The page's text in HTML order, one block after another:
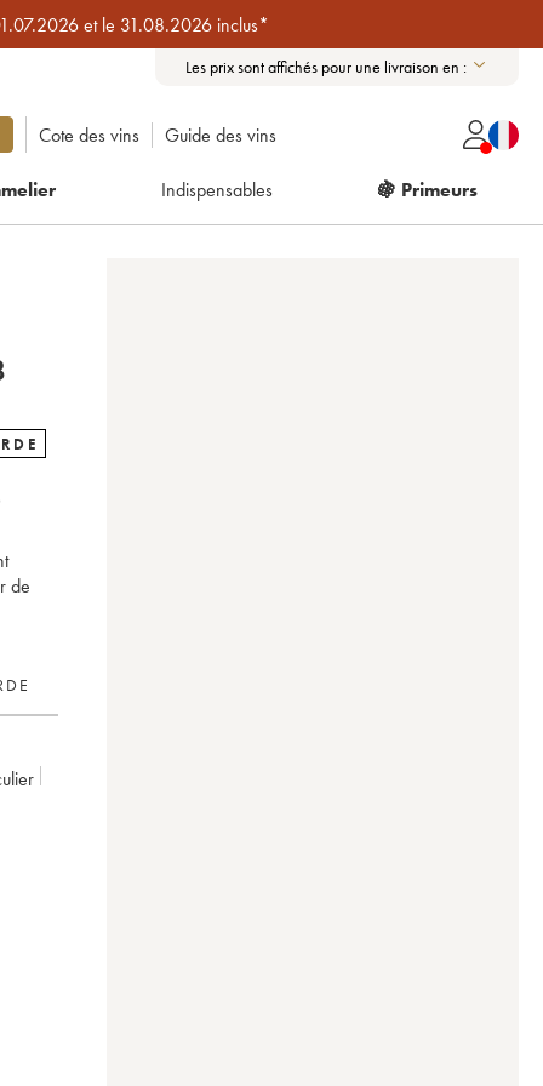
et le 31.08.2026 inclus*
Les prix sont affichés pour une livraison en :
Cote des vins Guide des vins
Indispensables 🍇 Primeurs
de